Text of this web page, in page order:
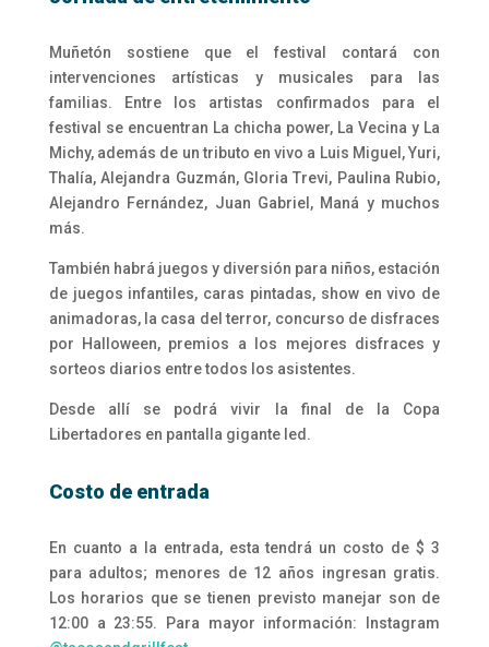
Muñetón sostiene que el festival contará con
intervenciones artísticas y musicales para las
familias. Entre los artistas confirmados para el
festival se encuentran La chicha power, La Vecina y La
Michy, además de un tributo en vivo a Luis Miguel, Yuri,
Thalía, Alejandra Guzmán, Gloria Trevi, Paulina Rubio,
Alejandro Fernández, Juan Gabriel, Maná y muchos
más.
También habrá juegos y diversión para niños, estación
de juegos infantiles, caras pintadas, show en vivo de
animadoras, la casa del terror, concurso de disfraces
por Halloween, premios a los mejores disfraces y
sorteos diarios entre todos los asistentes.
Desde allí se podrá vivir la final de la Copa
Libertadores en pantalla gigante led.
Costo de entrada
En cuanto a la entrada, esta tendrá un costo de $ 3
para adultos; menores de 12 años ingresan gratis.
Los horarios que se tienen previsto manejar son de
12:00 a 23:55. Para mayor información: Instagram